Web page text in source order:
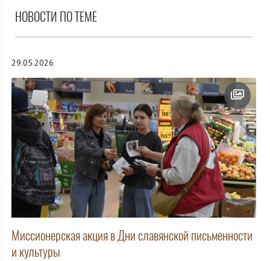
НОВОСТИ ПО ТЕМЕ
29.05.2026
Миссионерская акция в Дни славянской письменности
и культуры